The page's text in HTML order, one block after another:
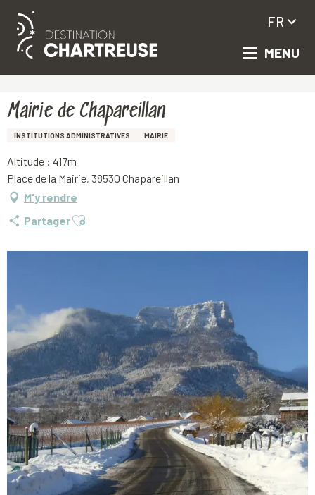
Aller
principal
MENU
FR
Mairie de Chapareillan
INSTITUTIONS ADMINISTRATIVES MAIRIE
Altitude : 417m
Place de la Mairie, 38530 Chapareillan
M'y rendre
PartagerAjouter aux favoris